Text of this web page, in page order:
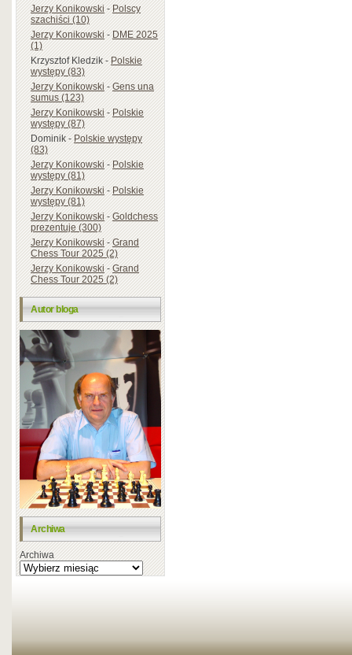
Jerzy Konikowski-Polscy
szachiści (10)
Jerzy Konikowski-DME 2025
(1)
Krzysztof Kledzik-Polskie
występy (83)
Jerzy Konikowski-Gens una
sumus (123)
Jerzy Konikowski-Polskie
występy (87)
Dominik-Polskie występy
(83)
Jerzy Konikowski-Polskie
występy (81)
Jerzy Konikowski-Polskie
występy (81)
Jerzy Konikowski-Goldchess
prezentuje (300)
Jerzy Konikowski-Grand
Chess Tour 2025 (2)
Jerzy Konikowski-Grand
Chess Tour 2025 (2)
Autor bloga
Archiwa
Archiwa